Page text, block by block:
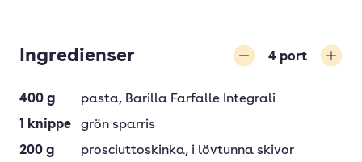
Ingredienser 4 port
400 g pasta, Barilla Farfalle Integrali
1
knippe
grön sparris
200 g prosciuttoskinka, i lövtunna skivor